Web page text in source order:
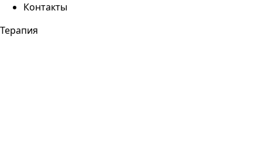
Контакты
Терапия